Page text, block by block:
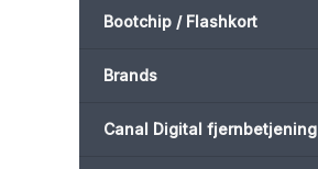
Bootchip / Flashkort
Brands
Canal Digital fjernbetjening